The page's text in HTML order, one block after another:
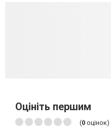
Оцініть першим
(0 оцінок)